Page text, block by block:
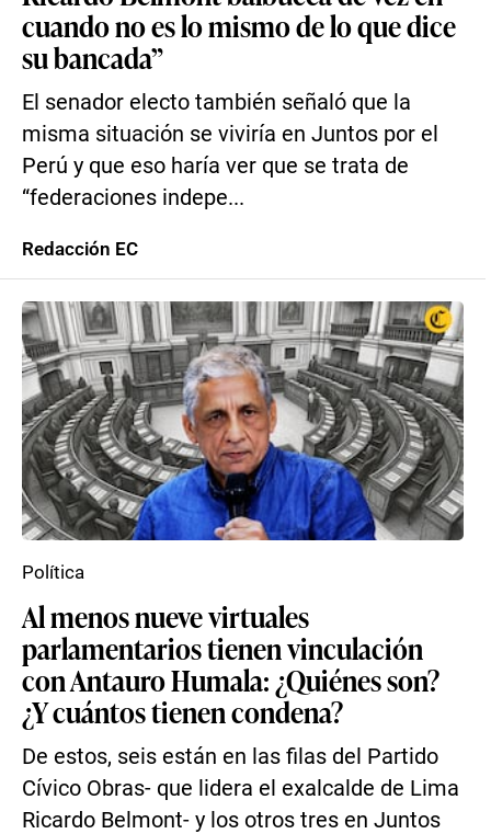
cuando no es lo mismo de lo que dice
su bancada”
El senador electo también señaló que la
misma situación se viviría en Juntos por el
Perú y que eso haría ver que se trata de
“federaciones indepe...
Redacción EC
Al menos nueve virtuales
parlamentarios tienen vinculación
con Antauro Humala: ¿Quiénes son?
¿Y cuántos tienen condena?
De estos, seis están en las filas del Partido
Cívico Obras- que lidera el exalcalde de Lima
Ricardo Belmont- y los otros tres en Juntos
Política